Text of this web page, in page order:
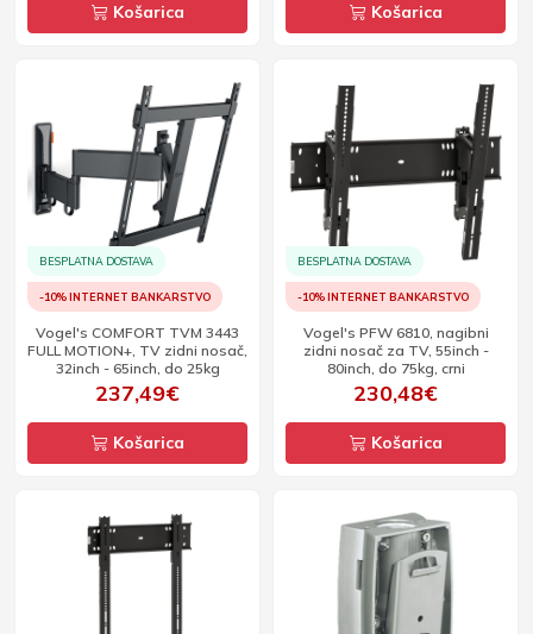
Košarica Košarica
BESPLATNA DOSTAVA
-10% INTERNET BANKARSTVO
Vogel's COMFORT TVM 3443
FULL MOTION+, TV zidni nosač,
32inch - 65inch, do 25kg
237,49€
Košarica
BESPLATNA DOSTAVA
-10% INTERNET BANKARSTVO
Vogel's PFW 6810, nagibni
zidni nosač za TV, 55inch -
80inch, do 75kg, crni
230,48€
Košarica